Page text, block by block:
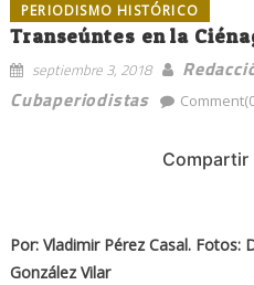
PERIODISMO HISTÓRICO
Transeúntes en la
septiembre 3, 2018
Cubaperiodistas
Compartir
Por: Vladimir Pérez Casal. Fotos:
González Vilar